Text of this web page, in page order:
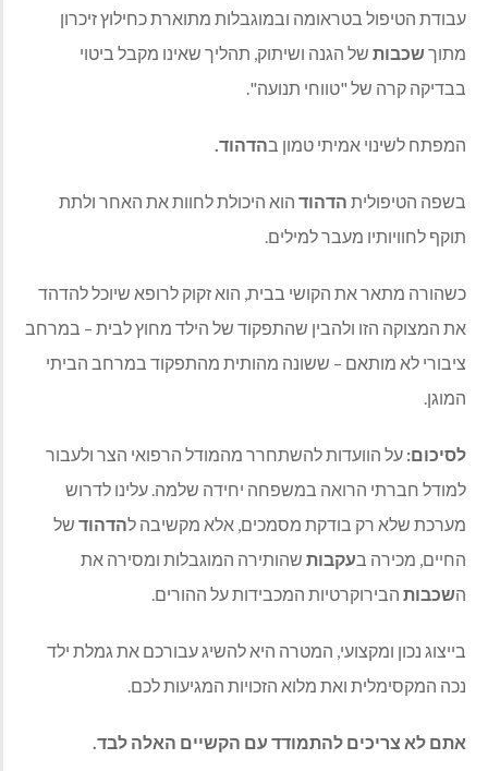
עבודת הטיפול בטראומה ובמוגבלות מתוארת כחילוץ זיכרון
מתוךשכבות של הגנה ושיתוק, תהליך שאינו מקבל ביטוי
בבדיקה קרה של "טווחי תנועה".
המפתח לשינוי אמיתי טמון בהדהוד.
בשפה הטיפולית הדהוד הוא היכולת לחוות את האחר ולתת
תוקף לחוויותיו מעבר למילים.
כשהורה מתאר את הקושי בבית, הוא זקוק לרופא שיוכל להדהד
את המצוקה הזו ולהבין שהתפקוד של הילד מחוץ לבית – במרחב
ציבורי לא מותאם – ששונה מהותית מהתפקוד במרחב הביתי
המוגן.
לסיכום: על הוועדות להשתחרר מהמודל הרפואי הצר ולעבור
למודל חברתי הרואה במשפחה יחידה שלמה. עלינו לדרוש
מערכת שלא רק בודקת מסמכים, אלא מקשיבה להדהוד של
החיים, מכירה בעקבות שהותירה המוגבלות ומסירה את
השכבות הבירוקרטיות המכבידות על ההורים.
בייצוג נכון ומקצועי, המטרה היא להשיג עבורכם את גמלת ילד
נכה המקסימלית ואת מלוא הזכויות המגיעות לכם.
אתם לא צריכים להתמודד עם הקשיים האלה לבד.